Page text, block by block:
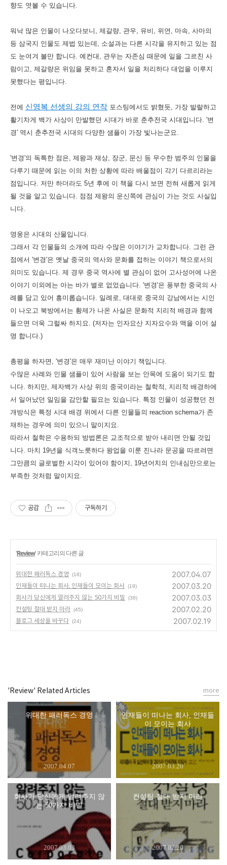
향도 엿볼 수 있습니다.
워낙 많은 인물이 나오다보니, 제갈량, 관우, 유비, 위연, 마속, 사마의
등 삼국지 인물도 제법 있는데, 소설과는 다른 시각을 유지하고 있는 점
도 눈여겨 볼만 합니다. 예컨대, 관우는 자존심 때문에 일을 그르친 사
람이고, 제갈량은 위임을 못하고 혼자서 일을 처리하다 대업을 이루지
못했다는 평입니다.
전에 신영복 선생의 강의 연작 포스팅에서도 밝혔듯, 가장 발랄하고
활기차게 백가 사상이 만발했던 시대가 바로 춘추전국 시대입니다. '변
경' 역시 춘추전국 시대의 다양한 샘플이 가장 빛나는군요.
'변경'의 독특한 점은, 제왕과 재상, 장군, 문신 등 무수한 범주의 인물을
다루기 때문에 읽는 이의 처한 상황에 따라 배울점이 각기 다르리라는
점입니다. 저만 하더라도 5년 후에 이 책을 다시 보면 전혀 새롭게 읽게
될 것을 알고 있습니다. 점점 제왕의 운신쪽에 관심이 가는 것도 사실입
니다.
영웅은 시대의 산물입니다.
그래서 각 인물들의 소개에 따라 수많은 이야기가 교차합니다. 그런 관
점에서 '변경'은 옛날 중국의 역사와 문화를 접하는 이야기 책으로서의
의미도 있습니다. 제 경우 중국 역사에 별 관심이 없어 고사성어에 나온
이야기 이외에는 아는 바가 별로 없었습니다. '변경'은 풍부한 중국의 사
례를 담고 있어 흥미롭습니다. 일례로, 대대로 중국의 강남에서는 시인
이 나오고 북방에서는 황제가 나온 사실은 문화적 지리적 배경과 함께
들으면 더욱 그럴싸 하지요. (저자는 인자요산 지자요수와 맥을 이어 설
명 합니다.)
총평을 하자면, '변경'은 매우 재미난 이야기 책입니다.
수많은 사례와 인물 샘플이 있어 사람을 보는 안목에 도움이 되기도 합
니다. 하지만, 제자백가 사상 위의 중국이라는 철학적, 지리적 배경하에
서 일어났던 일임을 감안할 필요는 있습니다. 특정 인물이 성공했던 전
개방식은 특정 시대 배경 위에서 다른 인물들의 reaction schema가 존
재하는 경우에 의미 있으니 말이지요.
따라서 철학은 수용하되 방법론은 교조적으로 받아 내리면 안될 것입
니다. 마치 19년을 식객노릇하다 왕업을 이룬 진나라 문공을 따르려면
그만큼의 글로벌한 시각이 있어야 함이지, 19년어치의 인내심만으로는
부족한 것처럼 말이지요.
공감 구독하기
'Review' 카테고리의 다른 글
위대한 패러독스 경영 (18) 2007.04.07
인재들이 떠나는 회사, 인재들이 모이는 회사 (19) 2007.03.20
회사가 당신에게 알려주지 않는 50가지 비밀 (38) 2007.03.03
컨설팅 절대 받지 마라 (45) 2007.02.20
블로그 세상을 바꾸다 (24) 2007.02.19
'Review' Related Articles
위대한 패러독스 경영
2007.04.07
인재들이 떠나는 회사, 인재들
이 모이는 회사
2007.03.20
회사가 당신에게 알려주지 않
는 50가지 비밀
2007.03.03
컨설팅 절대 받지 마라
2007.02.20
more